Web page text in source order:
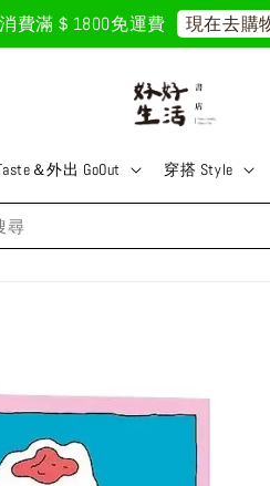
＄1800免運費 現在去購物！
尋
＆外出 GoOut 穿搭 Style